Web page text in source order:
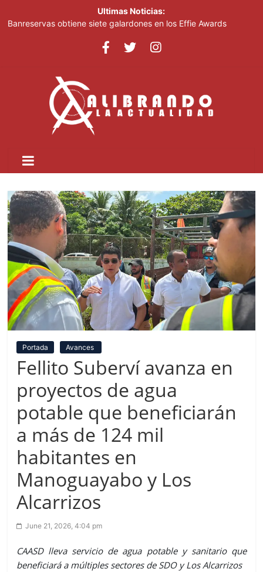
Ultimas Noticias:
Banreservas obtiene siete galardones en los Effie Awards
SNS: hospitales operan con tres turnos de cuatro horas, no con
por el sesquicentenario de Juan Pablo Duarte
Verónica Batista regresa con la tercera temporada de “Fuera de
Agente de la DIGESETT identifica a mujer reportada como
desaparecida tras encontrarla desorientada
Portada Avances
Fellito Suberví avanza en
proyectos de agua
potable que beneficiarán
a más de 124 mil
habitantes en
Manoguayabo y Los
Alcarrizos
June 21, 2026, 4:04 pm
CAASD lleva servicio de agua potable y sanitario que
beneficiará a múltiples sectores de SDO y Los Alcarrizos